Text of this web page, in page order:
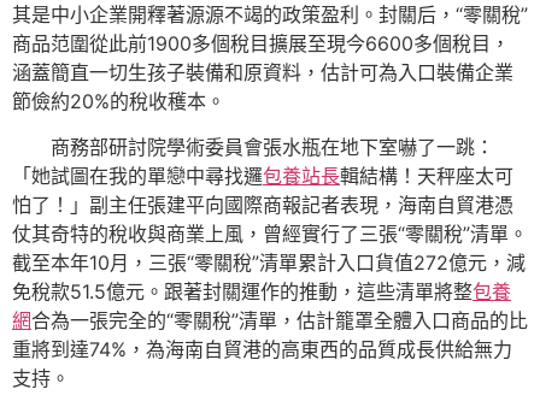
其是中小企業開釋著源源不竭的政策盈利。封關后，“零關稅”
商品范圍從此前1900多個稅目擴展至現今6600多個稅目，
涵蓋簡直一切生孩子裝備和原資料，估計可為入口裝備企業
節儉約20%的稅收穫本。
商務部研討院學術委員會張水瓶在地下室嚇了一跳：
「她試圖在我的單戀中尋找邏包養站長輯結構！天秤座太可
怕了！」副主任張建平向國際商報記者表現，海南自貿港憑
仗其奇特的稅收與商業上風，曾經實行了三張“零關稅”清單。
截至本年10月，三張“零關稅”清單累計入口貨值272億元，減
免稅款51.5億元。跟著封關運作的推動，這些清單將整包養
網合為一張完全的“零關稅”清單，估計籠罩全體入口商品的比
重將到達74%，為海南自貿港的高東西的品質成長供給無力
支持。